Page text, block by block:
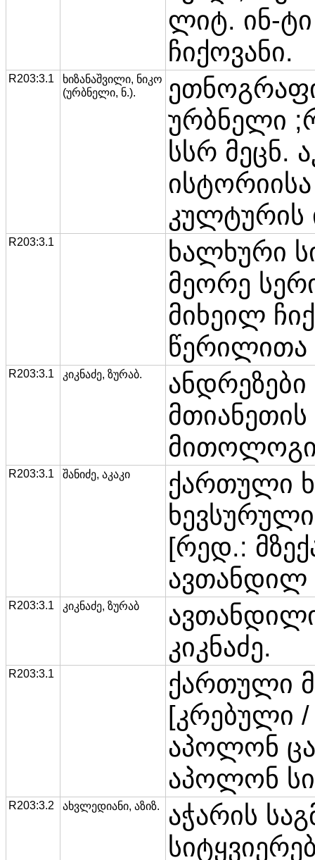
ლიტ. ინ-
ჩიქოვანი.
R203:3.1
ხიზანაშვილი, ნიკო
(ურბნელი, ნ.).
ურბნელი
სსრ მეცნ.
კულტურის
R203:3.1
ხალხური
მეორე
მიხეილ
წერილითა
R203:3.1 კიკნაძე, ზურაბ.
ანდრეზები
R203:3.1 შანიძე, აკაკი
ქართული
ხევსურული
[რედ.:
ავთანდილ
R203:3.1 კიკნაძე, ზურაბ
კიკნაძე.
R203:3.1
ქართული
[კრებული /
აპოლონ
აპოლონ
R203:3.2 ახვლედიანი, აზიზ.
აჭარის